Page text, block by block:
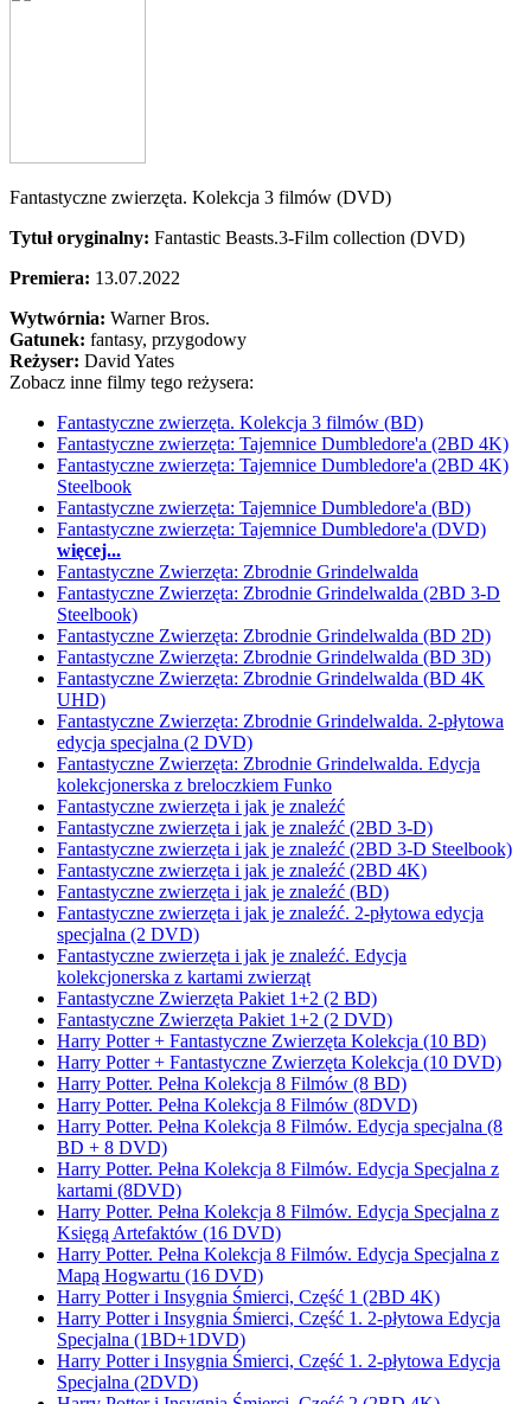
Fantastyczne zwierzęta. Kolekcja 3 filmów (DVD)
Tytuł oryginalny: Fantastic Beasts.3-Film collection (DVD)
Premiera: 13.07.2022
Wytwórnia: Warner Bros.
Gatunek: fantasy, przygodowy
Reżyser: David Yates
Zobacz inne filmy tego reżysera:
Fantastyczne zwierzęta. Kolekcja 3 filmów (BD)
Fantastyczne zwierzęta: Tajemnice Dumbledore'a (2BD 4K)
Fantastyczne zwierzęta: Tajemnice Dumbledore'a (2BD 4K)
Steelbook
Fantastyczne zwierzęta: Tajemnice Dumbledore'a (BD)
Fantastyczne zwierzęta: Tajemnice Dumbledore'a (DVD)
więcej...
Fantastyczne Zwierzęta: Zbrodnie Grindelwalda
Fantastyczne Zwierzęta: Zbrodnie Grindelwalda (2BD 3-D
Steelbook)
Fantastyczne Zwierzęta: Zbrodnie Grindelwalda (BD 2D)
Fantastyczne Zwierzęta: Zbrodnie Grindelwalda (BD 3D)
Fantastyczne Zwierzęta: Zbrodnie Grindelwalda (BD 4K
UHD)
Fantastyczne Zwierzęta: Zbrodnie Grindelwalda. 2-płytowa
edycja specjalna (2 DVD)
Fantastyczne Zwierzęta: Zbrodnie Grindelwalda. Edycja
kolekcjonerska z breloczkiem Funko
Fantastyczne zwierzęta i jak je znaleźć
Fantastyczne zwierzęta i jak je znaleźć (2BD 3-D)
Fantastyczne zwierzęta i jak je znaleźć (2BD 3-D Steelbook)
Fantastyczne zwierzęta i jak je znaleźć (2BD 4K)
Fantastyczne zwierzęta i jak je znaleźć (BD)
Fantastyczne zwierzęta i jak je znaleźć. 2-płytowa edycja
specjalna (2 DVD)
Fantastyczne zwierzęta i jak je znaleźć. Edycja
kolekcjonerska z kartami zwierząt
Fantastyczne Zwierzęta Pakiet 1+2 (2 BD)
Fantastyczne Zwierzęta Pakiet 1+2 (2 DVD)
Harry Potter + Fantastyczne Zwierzęta Kolekcja (10 BD)
Harry Potter + Fantastyczne Zwierzęta Kolekcja (10 DVD)
Harry Potter. Pełna Kolekcja 8 Filmów (8 BD)
Harry Potter. Pełna Kolekcja 8 Filmów (8DVD)
Harry Potter. Pełna Kolekcja 8 Filmów. Edycja specjalna (8
BD + 8 DVD)
Harry Potter. Pełna Kolekcja 8 Filmów. Edycja Specjalna z
kartami (8DVD)
Harry Potter. Pełna Kolekcja 8 Filmów. Edycja Specjalna z
Księgą Artefaktów (16 DVD)
Harry Potter. Pełna Kolekcja 8 Filmów. Edycja Specjalna z
Mapą Hogwartu (16 DVD)
Harry Potter i Insygnia Śmierci, Część 1 (2BD 4K)
Harry Potter i Insygnia Śmierci, Część 1. 2-płytowa Edycja
Specjalna (1BD+1DVD)
Harry Potter i Insygnia Śmierci, Część 1. 2-płytowa Edycja
Specjalna (2DVD)